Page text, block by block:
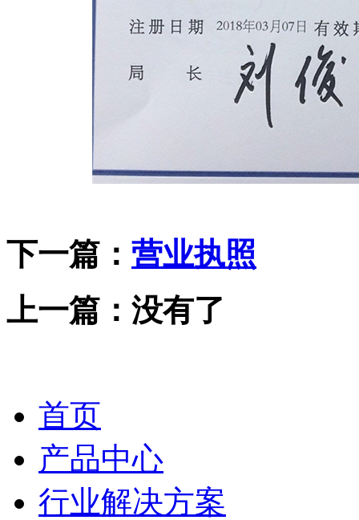
下一篇： 营业执照
上一篇：没有了
首页
产品中心
行业解决方案